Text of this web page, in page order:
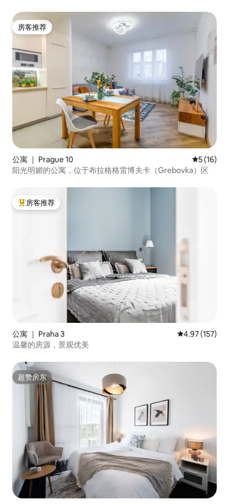
房客推荐
房客推荐
公寓 ｜ Prague 10 平均评分
5 (16)
阳光明媚的公寓，位于布拉格格雷博夫卡（Grebovka）区
热门「房客推荐」
房客推荐
公寓 ｜ Praha 3 平均评分 4.97
4.97 (157)
温馨的房源，景观优美
超赞房东
超赞房东